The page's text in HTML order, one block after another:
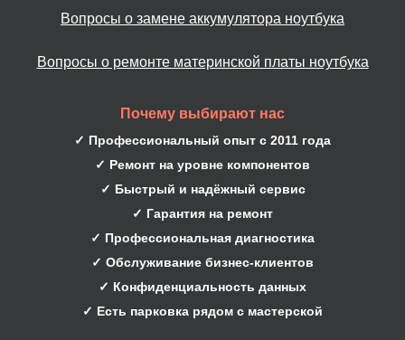
Вопросы о замене аккумулятора ноутбука
Вопросы о ремонте материнской платы ноутбука
Почему выбирают нас
✓ Профессиональный опыт с 2011 года
✓ Ремонт на уровне компонентов
✓ Быстрый и надёжный сервис
✓ Гарантия на ремонт
✓ Профессиональная диагностика
✓ Обслуживание бизнес-клиентов
✓ Конфиденциальность данных
✓ Есть парковка рядом с мастерской